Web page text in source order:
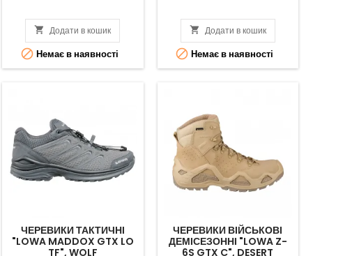
 Додати в кошик
 Немає в наявності
 Додати в кошик
 Немає в наявності
ЧЕРЕВИКИ ТАКТИЧНІ
"LOWA MADDOX GTX LO
TF", WOLF
ЧЕРЕВИКИ ВІЙСЬКОВІ
ДЕМІСЕЗОННІ "LOWA Z-
6S GTX C", DESERT